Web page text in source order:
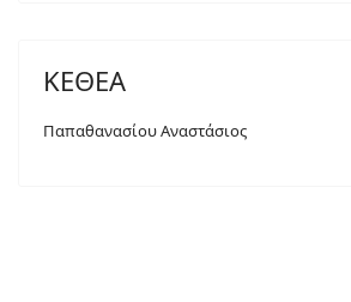
ΚΕΘΕΑ
Παπαθανασίου Αναστάσιος